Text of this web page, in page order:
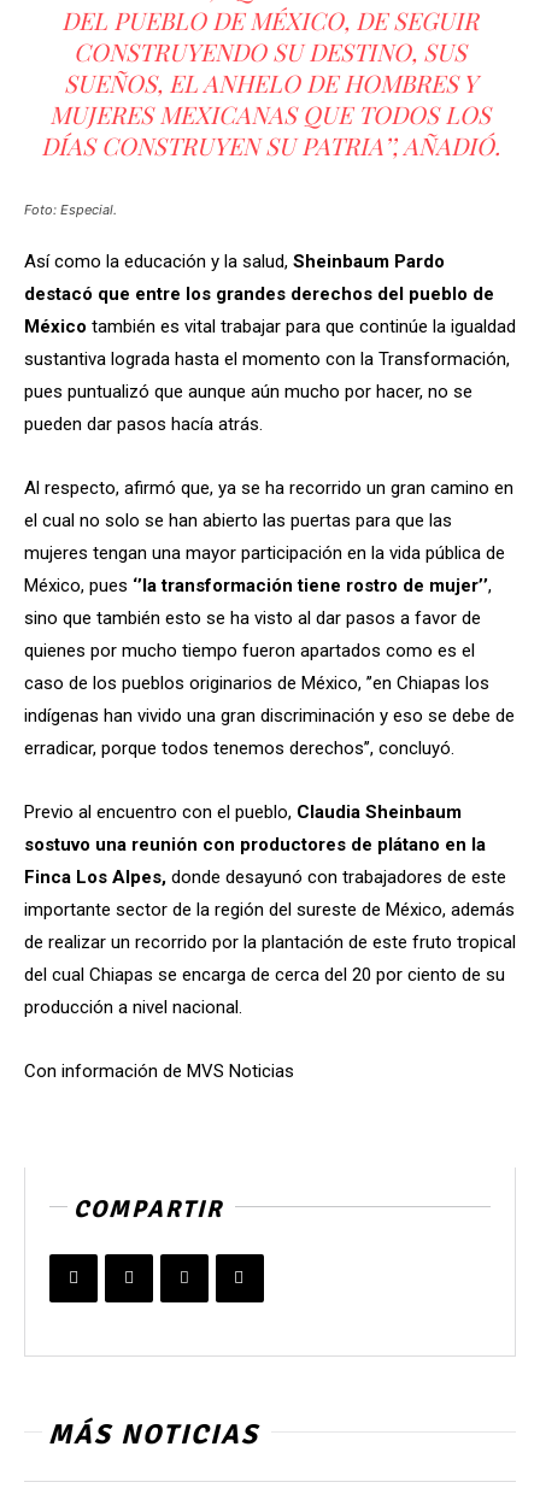
DEL PUEBLO DE MÉXICO, DE SEGUIR
CONSTRUYENDO SU DESTINO, SUS
SUEÑOS, EL ANHELO DE HOMBRES Y
MUJERES MEXICANAS QUE TODOS LOS
DÍAS CONSTRUYEN SU PATRIA’’, AÑADIÓ.
Foto: Especial.
Así como la educación y la salud, Sheinbaum Pardo
destacó que entre los grandes derechos del pueblo de
México también es vital trabajar para que continúe la igualdad
sustantiva lograda hasta el momento con la Transformación,
pues puntualizó que aunque aún mucho por hacer, no se
pueden dar pasos hacía atrás.
Al respecto, afirmó que, ya se ha recorrido un gran camino en
el cual no solo se han abierto las puertas para que las
mujeres tengan una mayor participación en la vida pública de
México, pues ‘’la transformación tiene rostro de mujer’’,
sino que también esto se ha visto al dar pasos a favor de
quienes por mucho tiempo fueron apartados como es el
caso de los pueblos originarios de México, ’’en Chiapas los
indígenas han vivido una gran discriminación y eso se debe de
erradicar, porque todos tenemos derechos’’, concluyó.
Previo al encuentro con el pueblo, Claudia Sheinbaum
sostuvo una reunión con productores de plátano en la
Finca Los Alpes, donde desayunó con trabajadores de este
importante sector de la región del sureste de México, además
de realizar un recorrido por la plantación de este fruto tropical
del cual Chiapas se encarga de cerca del 20 por ciento de su
producción a nivel nacional.
Con información de MVS Noticias
COMPARTIR
MÁS NOTICIAS